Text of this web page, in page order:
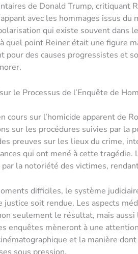
de Donald Trump, critiquant
avec les hommages issus
qui existe souvent dans
quel point Reiner était une figure
pour des causes progressistes et
le Processus de l’Enquête de
cours sur l’homicide apparent de
sur les procédures suivies par la
preuves sur les lieux du crime,
qui ont mené à cette tragédie.
la notoriété des victimes,
difficiles, le système
justice soit rendue. Les aspects
seulement le résultat, mais aussi
enquêtes mèneront à une
et la manière